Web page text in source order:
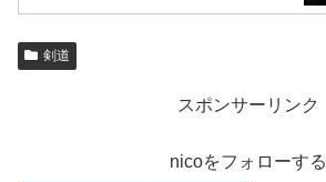
剣道
スポンサーリンク
nicoをフォローする